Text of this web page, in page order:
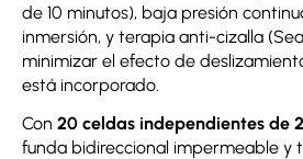
de 10 minutos), baja presión
inmersión, y terapia anti-cizalla
minimizar el efecto de
está incorporado.
Con 20 celdas independientes de
funda bidireccional impermeable y